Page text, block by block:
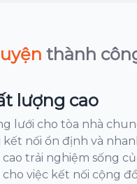
thành
lượng cao
lưới cho tòa nhà
kết nối ổn định và
trải nghiệm sống
việc kết nối cộng